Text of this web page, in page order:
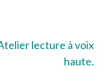
lecture à voix
haute.